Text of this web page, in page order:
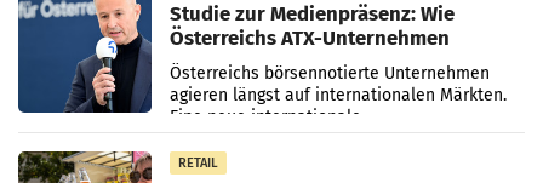
Studie zur Medienpräsenz: Wie
Österreichs ATX-Unternehmen
international wahrgenommen
werden
Österreichs börsennotierte Unternehmen
agieren längst auf internationalen Märkten.
Eine neue internationale
Medienresonanzanalyse untersucht die
weltweite Berichterstattung über
RETAIL